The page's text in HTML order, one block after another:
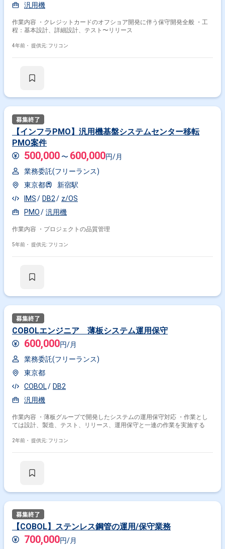
汎用機
作業内容 ・クレジットカードのオフショア開発に伴う保守開発全般 ・工
程：基本設計、詳細設計、テスト〜リリース
4年前・ 提供元: フリコン
【インフラPMO】汎用機基盤システムセンター移転
PMO案件
500,000 〜 600,000円/月
業務委託(フリーランス)
東京都
新宿駅
IMS
DB2
z/OS
PMO
汎用機
作業内容 ・プロジェクトの品質管理
5年前・ 提供元: フリコン
COBOLエンジニア 薄板システム運用保守
600,000円/月
業務委託(フリーランス)
東京都
COBOL
DB2
汎用機
作業内容 ・薄板グループで開発したシステムの運用保守対応 ・作業とし
ては設計、製造、テスト、リリース、運用保守と一連の作業を実施する
2年前・ 提供元: フリコン
【COBOL】ステンレス鋼管の運用/保守業務
700,000円/月